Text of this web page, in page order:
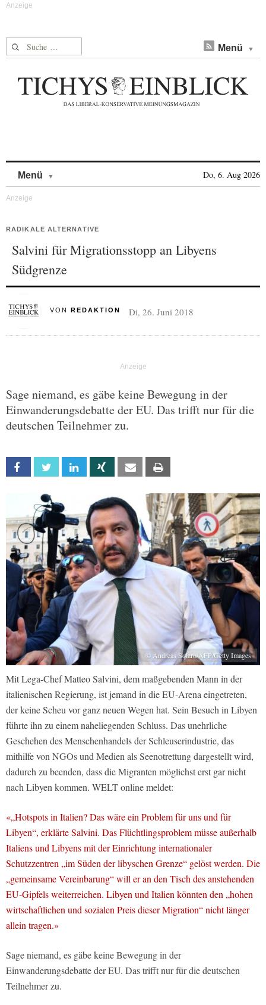
Suche nach: Menü
Menü Do, 6. Aug 2026
RADIKALE ALTERNATIVE
Salvini für Migrationsstopp an Libyens
Südgrenze
VON REDAKTION Di, 26. Juni 2018
Sage niemand, es gäbe keine Bewegung in der
Einwanderungsdebatte der EU. Das trifft nur für die
deutschen Teilnehmer zu.
Facebook Twitter Linkedin Xing Email
© Andreas Solaro/AFP/Getty Images
Mit Lega-Chef Matteo Salvini, dem maßgebenden Mann in der
italienischen Regierung, ist jemand in die EU-Arena eingetreten,
der keine Scheu vor ganz neuen Wegen hat. Sein Besuch in Libyen
führte ihn zu einem naheliegenden Schluss. Das unehrliche
Geschehen des Menschenhandels der Schleuserindustrie, das
mithilfe von NGOs und Medien als Seenotrettung dargestellt wird,
dadurch zu beenden, dass die Migranten möglichst erst gar nicht
nach Libyen kommen. WELT online meldet:
«„Hotspots in Italien? Das wäre ein Problem für uns und für
Libyen“, erklärte Salvini. Das Flüchtlingsproblem müsse außerhalb
Italiens und Libyens mit der Einrichtung internationaler
Schutzzentren „im Süden der libyschen Grenze“ gelöst werden. Die
„gemeinsame Vereinbarung“ will er an den Tisch des anstehenden
EU-Gipfels weiterreichen. Libyen und Italien könnten den „hohen
wirtschaftlichen und sozialen Preis dieser Migration“ nicht länger
allein tragen.»
Sage niemand, es gäbe keine Bewegung in der
Einwanderungsdebatte der EU. Das trifft nur für die deutschen
Teilnehmer zu.